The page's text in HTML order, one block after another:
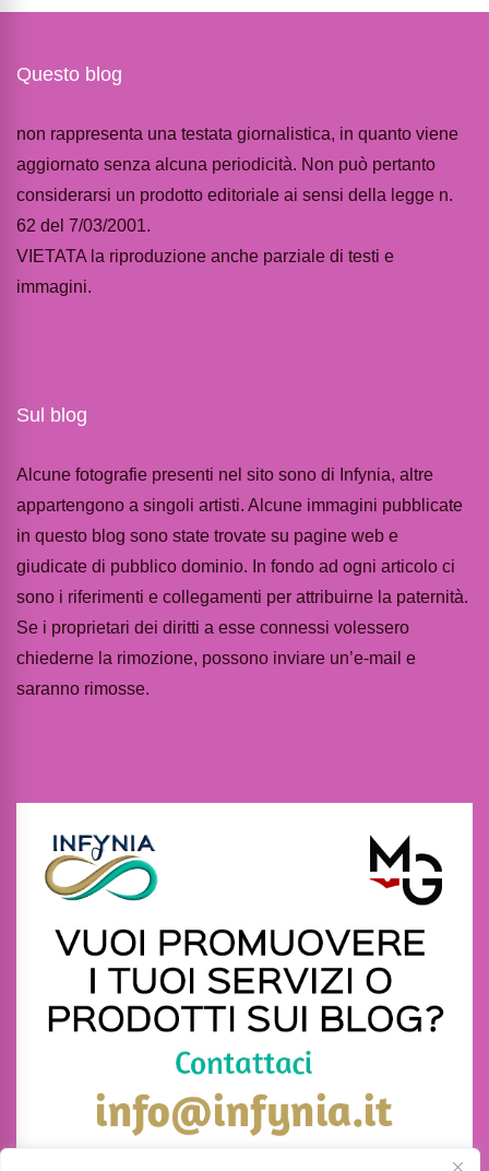
Questo blog
non rappresenta una testata giornalistica, in quanto viene
aggiornato senza alcuna periodicità. Non può pertanto
considerarsi un prodotto editoriale ai sensi della legge n.
62 del 7/03/2001.
VIETATA la riproduzione anche parziale di testi e
immagini.
Sul blog
Alcune fotografie presenti nel sito sono di Infynia, altre
appartengono a singoli artisti. Alcune immagini pubblicate
in questo blog sono state trovate su pagine web e
giudicate di pubblico dominio. In fondo ad ogni articolo ci
sono i riferimenti e collegamenti per attribuirne la paternità.
Se i proprietari dei diritti a esse connessi volessero
chiederne la rimozione, possono inviare un’e-mail e
saranno rimosse.